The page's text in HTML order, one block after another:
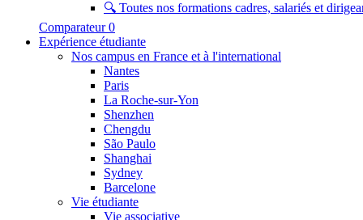
🔍 Toutes nos formations cadres, salariés et
Comparateur 0
Expérience étudiante
Nos campus en France et à l'international
Nantes
Paris
La Roche-sur-Yon
Shenzhen
Chengdu
São Paulo
Shanghai
Sydney
Barcelone
Vie étudiante
Vie associative